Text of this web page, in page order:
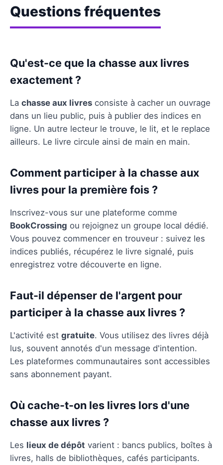
Questions fréquentes
Qu'est-ce que la chasse aux livres
exactement ?
La chasse aux livres consiste à cacher un ouvrage
dans un lieu public, puis à publier des indices en
ligne. Un autre lecteur le trouve, le lit, et le replace
ailleurs. Le livre circule ainsi de main en main.
Comment participer à la chasse aux
livres pour la première fois ?
Inscrivez-vous sur une plateforme comme
BookCrossing ou rejoignez un groupe local dédié.
Vous pouvez commencer en trouveur : suivez les
indices publiés, récupérez le livre signalé, puis
enregistrez votre découverte en ligne.
Faut-il dépenser de l'argent pour
participer à la chasse aux livres ?
L'activité est gratuite. Vous utilisez des livres déjà
lus, souvent annotés d'un message d'intention.
Les plateformes communautaires sont accessibles
sans abonnement payant.
Où cache-t-on les livres lors d'une
chasse aux livres ?
Les lieux de dépôt varient : bancs publics, boîtes à
livres, halls de bibliothèques, cafés participants.